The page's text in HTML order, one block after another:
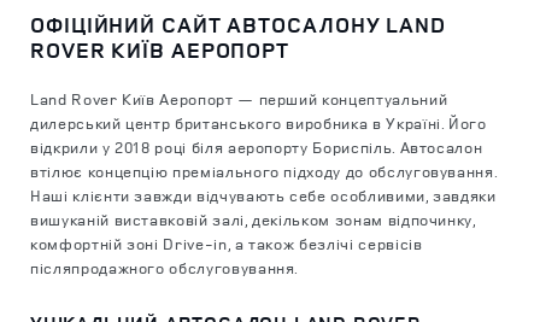
ОФІЦІЙНИЙ САЙТ АВТОСАЛОНУ LAND
ROVER КИЇВ АЕРОПОРТ
Land Rover Київ Аеропорт — перший концептуальний
дилерський центр британського виробника в Україні. Його
відкрили у 2018 році біля аеропорту Бориспіль. Автосалон
втілює концепцію преміального підходу до обслуговування.
Наші клієнти завжди відчувають себе особливими, завдяки
вишуканій виставковій залі, декільком зонам відпочинку,
комфортній зоні Drive-in, а також безлічі сервісів
післяпродажного обслуговування.